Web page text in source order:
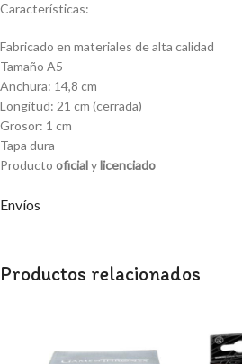
Características:
Fabricado en materiales de alta calidad
Tamaño A5
Anchura: 14,8 cm
Longitud: 21 cm (cerrada)
Grosor: 1 cm
Tapa dura
Producto oficialylicenciado
Envíos
Productos relacionados